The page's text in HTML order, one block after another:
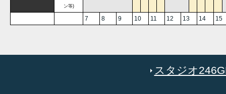
ン等)
7 8 9 10 11 12 13 14 15
スタジオ